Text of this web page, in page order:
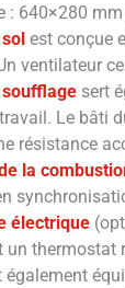
: 640×280 mm
est conçue
ventilateur
sert
Le bâti
résistance
la
électrique
un thermostat
également